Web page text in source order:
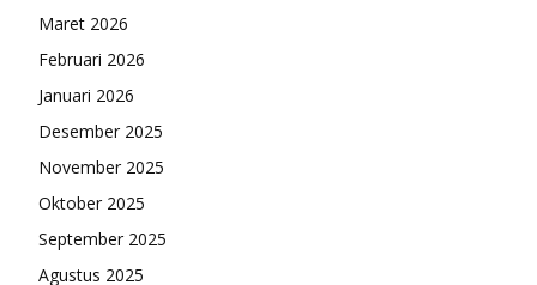
Maret 2026
Februari 2026
Januari 2026
Desember 2025
November 2025
Oktober 2025
September 2025
Agustus 2025